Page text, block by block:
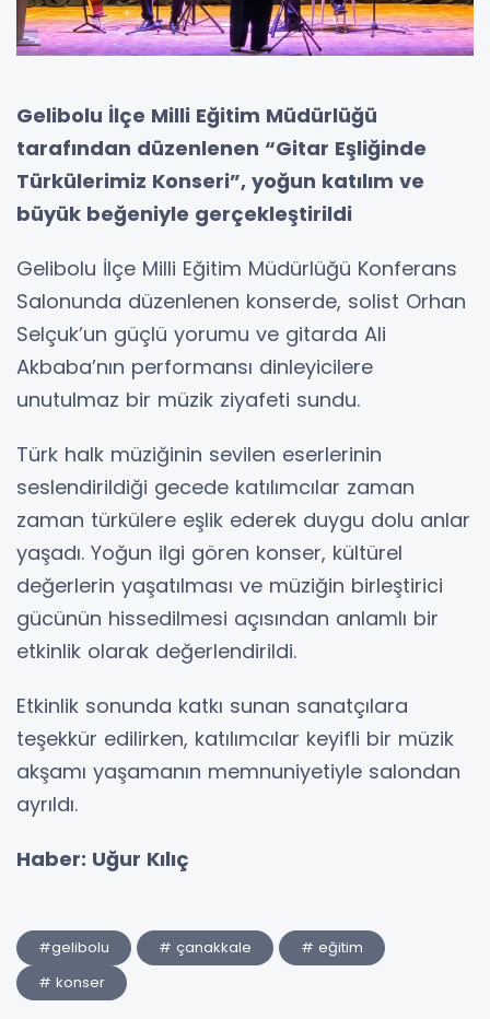
Gelibolu İlçe Milli Eğitim Müdürlüğü
tarafından düzenlenen “Gitar Eşliğinde
Türkülerimiz Konseri”, yoğun katılım ve
büyük beğeniyle gerçekleştirildi
Gelibolu İlçe Milli Eğitim Müdürlüğü Konferans
Salonunda düzenlenen konserde, solist Orhan
Selçuk’un güçlü yorumu ve gitarda Ali
Akbaba’nın performansı dinleyicilere
unutulmaz bir müzik ziyafeti sundu.
Türk halk müziğinin sevilen eserlerinin
seslendirildiği gecede katılımcılar zaman
zaman türkülere eşlik ederek duygu dolu anlar
yaşadı. Yoğun ilgi gören konser, kültürel
değerlerin yaşatılması ve müziğin birleştirici
gücünün hissedilmesi açısından anlamlı bir
etkinlik olarak değerlendirildi.
Etkinlik sonunda katkı sunan sanatçılara
teşekkür edilirken, katılımcılar keyifli bir müzik
akşamı yaşamanın memnuniyetiyle salondan
ayrıldı.
Haber: Uğur Kılıç
#gelibolu # çanakkale
# eğitim
# konser